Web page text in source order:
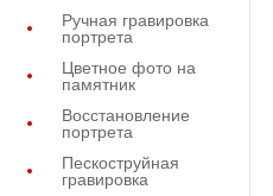
Ручная гравировка
портрета
Цветное фото на
памятник
Восстановление
портрета
Пескоструйная
гравировка